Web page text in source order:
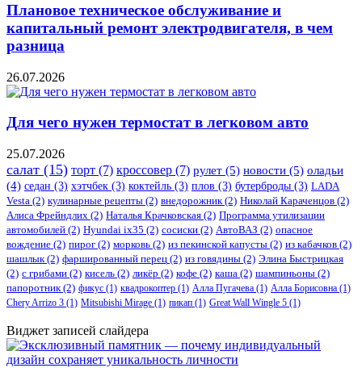
Плановое техническое обслуживание и
капитальный ремонт электродвигателя, в чем
разница
26.07.2026
Для чего нужен термостат в легковом авто
25.07.2026
салат (15) торт (7) кроссовер (7) рулет (5) новости (5) оладьи
(4) седан (3) хэтчбек (3) коктейль (3) плов (3) бутерброды (3) LADA
Vesta (2) кулинарные рецепты (2) внедорожник(2) Николай Караченцов (2)
Алиса Фрейндлих (2) Наталья Крачковская (2) Программа утилизации
автомобилей (2) ​Hyundai ix35 (2) сосиски (2) АвтоВАЗ (2) опасное
вождение (2) пирог (2) морковь (2) из пекинской капусты (2) из кабачков (2)
шашлык(2) фаршированный перец (2) из говядины (2) Элина Быстрицкая
(2) с грибами (2) кисель (2) ликёр (2) кофе (2) каша (2) шампиньоны (2)
папоротник(2) фикус (1) квадрокоптер (1) Алла Пугачева (1) Алла Борисовна (1)
Chery Arrizo 3 (1) Mitsubishi Mirage (1) пикап (1) Great Wall Wingle 5 (1)
Виджет записей слайдера